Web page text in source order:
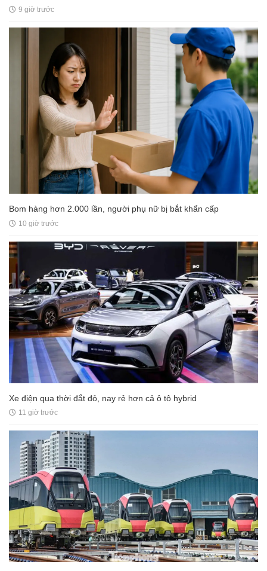
9 giờ trước
Bom hàng hơn 2.000 lần, người phụ nữ bị bắt khẩn cấp
10 giờ trước
Xe điện qua thời đắt đỏ, nay rẻ hơn cả ô tô hybrid
11 giờ trước